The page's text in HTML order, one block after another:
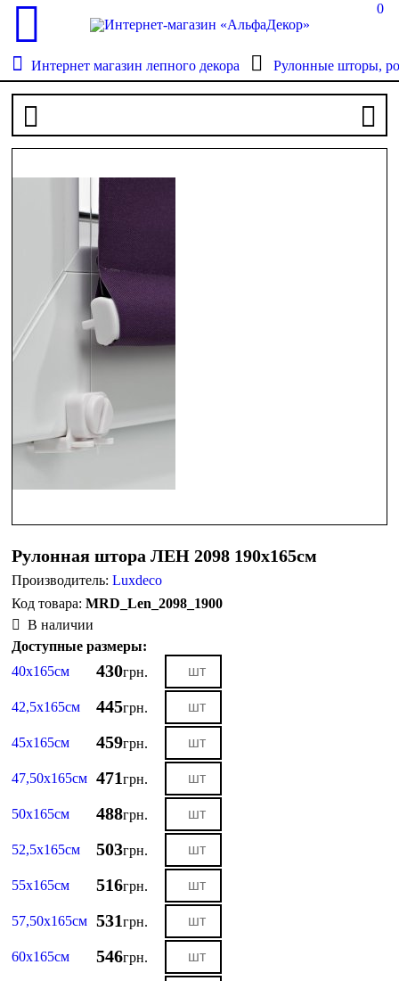
0
Интернет магазин лепного декора Рулонные шторы,
Рулонная штора ЛЕН 2098 190х165см
Производитель:Luxdeco
MRD_Len_2098_1900
В наличии
Доступные размеры:
40х165см
430грн.
42,5х165см 445грн.
45х165см 459грн.
47,50х165см 471грн.
50х165см 488грн.
52,5х165см 503грн.
55х165см 516грн.
57,50х165см 531грн.
60х165см 546грн.